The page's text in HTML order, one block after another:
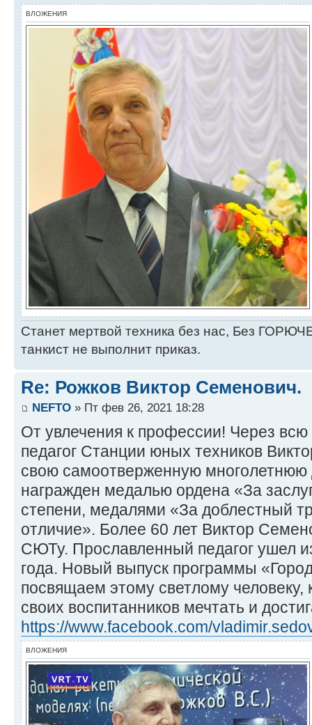
ВЛОЖЕНИЯ
Станет мертвой техника без нас, Без
танкист не выполнит приказ.
Re: Рожков Виктор Семенович.
NEFTO » Пт фев 26, 2021 18:28
От увлечения к профессии! Через всю
педагог Станции юных техников
свою самоотверженную многолетнюю
награжден медалью ордена «За
степени, медалями «За доблестный
отличие». Более 60 лет Виктор
СЮТу. Прославленный педагог ушел
года. Новый выпуск программы
посвящаем этому светлому человеку,
своих воспитанников мечтать и
https://www.facebook.com/
ВЛОЖЕНИЯ